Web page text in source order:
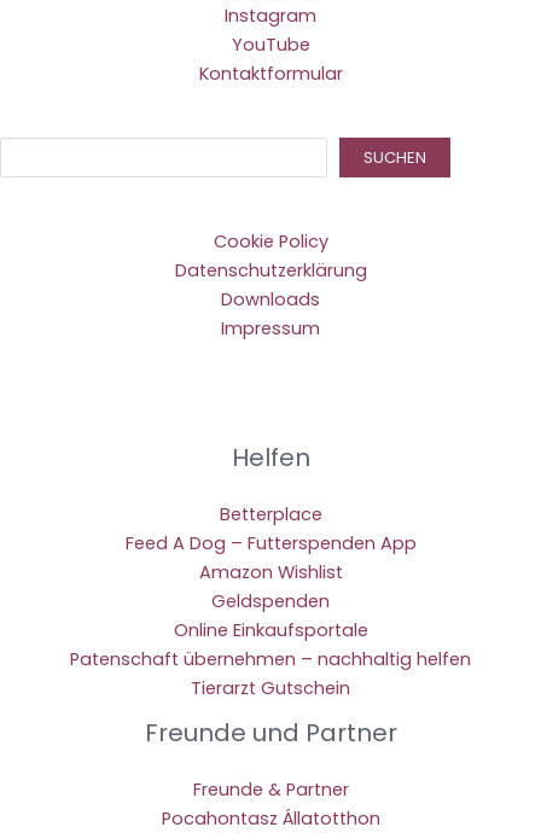
Instagram
YouTube
Kontaktformular
SUCHEN
Cookie Policy
Datenschutzerklärung
Downloads
Impressum
Helfen
Betterplace
Feed A Dog – Futterspenden App
Amazon Wishlist
Geldspenden
Online Einkaufsportale
Patenschaft übernehmen – nachhaltig helfen
Tierarzt Gutschein
Freunde und Partner
Freunde & Partner
Pocahontasz Állatotthon